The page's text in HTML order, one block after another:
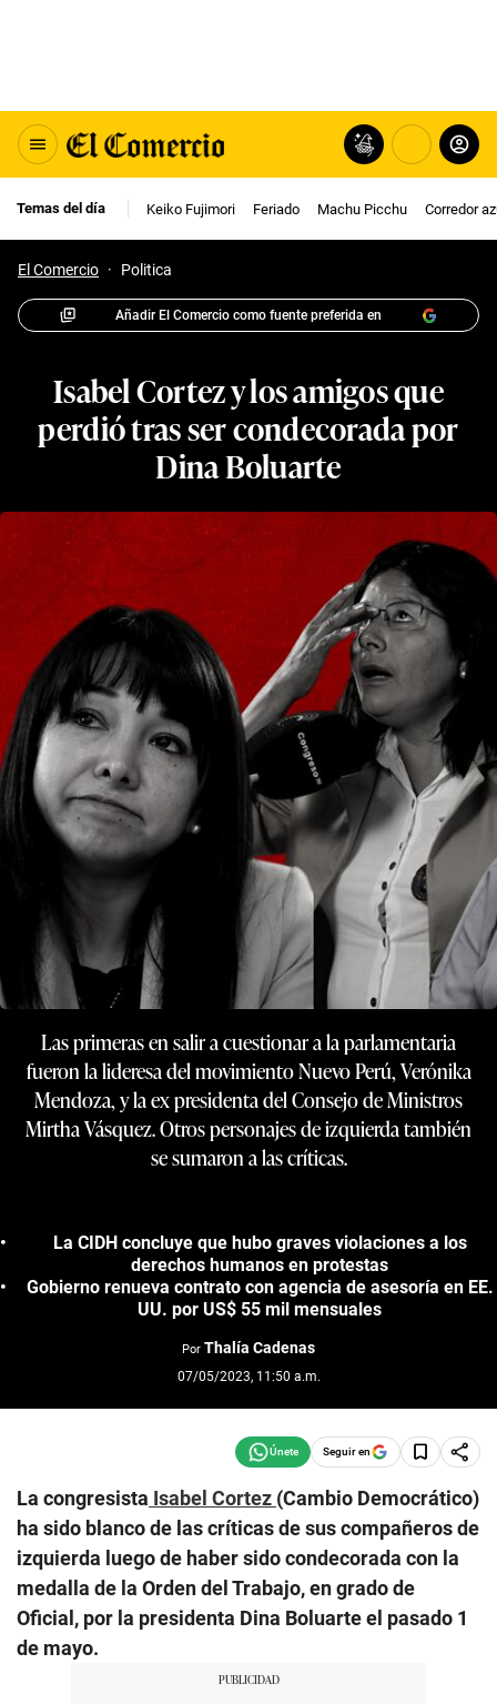
Temas del día Keiko Fujimori Feriado Machu Picchu Corredor
El Comercio · Politica
Añadir El Comercio como fuente preferida en
Isabel Cortez y los amigos que
perdió tras ser condecorada por
Dina Boluarte
Las primeras en salir a cuestionar a la parlamentaria
fueron la lideresa del movimiento Nuevo Perú, Verónika
Mendoza, y la ex presidenta del Consejo de Ministros
Mirtha Vásquez. Otros personajes de izquierda también
se sumaron a las críticas.
La CIDH concluye que hubo graves violaciones a los
derechos humanos en protestas
Gobierno renueva contrato con agencia de asesoría en EE.
UU. por US$ 55 mil mensuales
Por Thalía Cadenas
07/05/2023, 11:50 a.m.
Seguir en
La congresista Isabel Cortez (Cambio Democrático)
ha sido blanco de las críticas de sus compañeros de
izquierda luego de haber sido condecorada con la
medalla de la Orden del Trabajo, en grado de
Oficial, por la presidenta Dina Boluarte el pasado 1
de mayo.